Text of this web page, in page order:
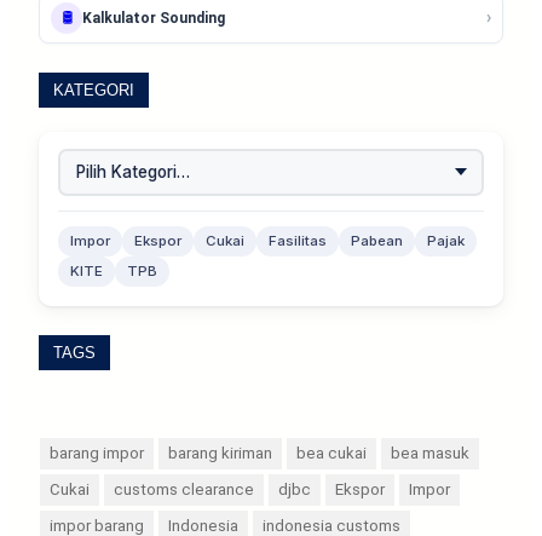
🛢️ Kalkulator Sounding ›
KATEGORI
Impor Ekspor Cukai Fasilitas Pabean
Pajak
KITE
TPB
TAGS
barang impor barang kiriman bea cukai
bea masuk
Cukai
customs clearance djbc Ekspor
Impor
impor barang
Indonesia
indonesia customs